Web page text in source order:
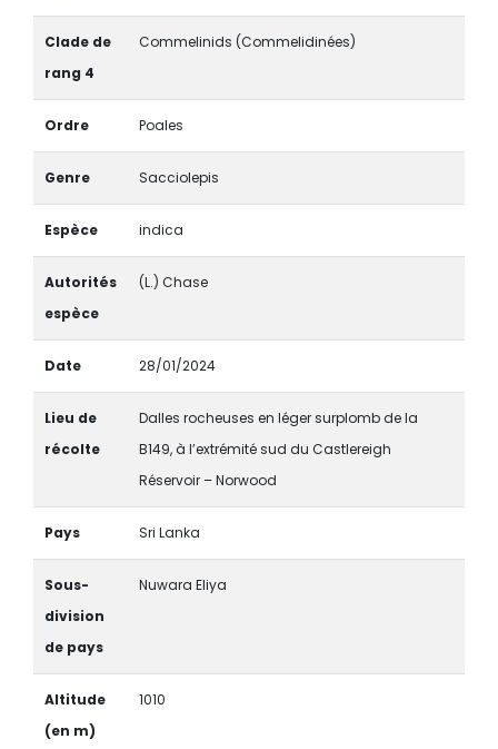
Clade de
rang 4
Commelinids (Commelidinées)
Ordre Poales
Genre Sacciolepis
Espèce indica
Autorités
espèce
(L.) Chase
Date 28/01/2024
Lieu de
récolte
Dalles rocheuses en léger surplomb de la
B149, à l’extrémité sud du Castlereigh
Réservoir – Norwood
Pays Sri Lanka
Sous-
division
de pays
Nuwara Eliya
Altitude
(en m)
1010